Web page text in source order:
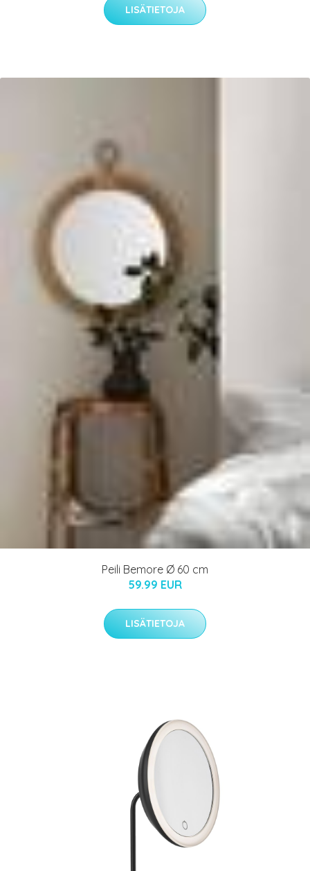
LISÄTIETOJA
Peili Bemore Ø 60 cm
59.99 EUR
LISÄTIETOJA